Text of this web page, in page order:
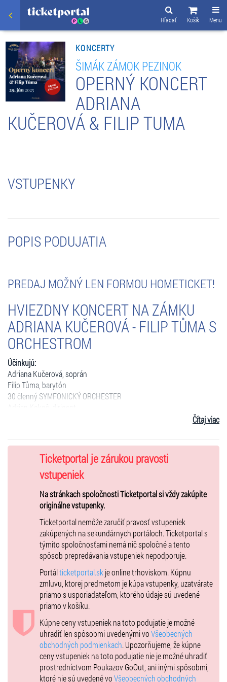
Menu
Košík
Hľadať
KONCERTY
ŠIMÁK ZÁMOK PEZINOK
OPERNÝ KONCERT
ADRIANA
KUČEROVÁ & FILIP TUMA
VSTUPENKY
POPIS PODUJATIA
PREDAJ MOŽNÝ LEN FORMOU HOMETICKET!
HVIEZDNY KONCERT NA ZÁMKU
ADRIANA KUČEROVÁ - FILIP TŮMA S
ORCHESTROM
Účinkujú:
Adriana Kučerová, soprán
Filip Tůma, barytón
30 členný SYMFONICKÝ ORCHESTER
Adrian Kokoš, dirigent
Na historickom nádvorí zámku Šimák vystúpi slovenská operná diva
Svetová operná diva Adriana Kučerová spievala napr. v milánskej La
Scale, Viedenskej štátnej opere, opera v Tel Avive, The Dallas opera,
Staatsoper Berlin, Opéra National de Paris, Houston Grand Opera,
hosťovala na najprestížnejších operných festivaloch ako sú
Glyndebourne Festival v Anglicku, BBC PROMS v Londýne, Salzburger
Festspiele, Pražské jaro, BHS, jej speváckymi partnermi boli
svetoznámi operní speváci ako Juan Diego Flórez, či náš slovenský
tenorista Pavol Bršlík. Spievala pod taktovkou tých najväčších
svetových dirigentov - R. Muttiho, D. Barenboima, J. Bělohlávka, N.
Harnocourta, K. Nagana, G. Dudamela a mnohých ďalších.
Je pokračovateľkou slávnej tradície slovenských sopranistiek ako
Lucia Popp, Edita Gruberová alebo Ľubica Vargicová a v súčasnosti
patrí k absolútnej slovenskej opernej špičke. Často hosťuje v
prestížnych operných domoch ako napríklad Teatro alla Scala v
Miláne, Bavorská štátna opera v Mníchove, Berlínska štátna opera,
Štátna opera vo Viedni, parížska Opera de Bastille, Theater an der
Wien, Houston Grand Opera, Dallas Opera, či Teatro Colon v Buenos
Aires a je hosťujúcou sólistkou aj Slovenského národného divadla.
Vystúpila tiež v rámci festivalov Glyndebourne Festival & Touring
Čítaj viac
Ticketportal je zárukou pravosti
vstupeniek
Na stránkach spoločnosti Ticketportal si vždy zakúpite
originálne vstupenky.
Ticketportal nemôže zaručiť pravosť vstupeniek
zakúpených na sekundárnych portáloch. Ticketportal s
týmito spoločnosťami nemá nič spoločné a tento
spôsob prepredávania vstupeniek nepodporuje.
Portálticketportal.sk je online trhoviskom. Kúpnu
zmluvu, ktorej predmetom je kúpa vstupenky, uzatvárate
priamo s usporiadateľom, ktorého údaje sú uvedené
priamo v košíku.
Kúpne ceny vstupeniek na toto podujatie je možné
uhradiť len spôsobmi uvedenými voVšeobecných
obchodných podmienkach. Upozorňujeme, že kúpne
ceny vstupeniek na toto podujatie nie je možné uhradiť
prostredníctvom Poukazov GoOut, ani inými spôsobmi,
ktoré nie sú uvedené voVšeobecných obchodných